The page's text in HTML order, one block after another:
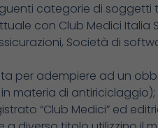
categorie di
con Club Medici
Società di
per adempiere ad un
materia di antiriciclaggio);
“Club Medici” ed